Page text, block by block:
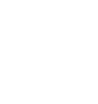
して作成された御